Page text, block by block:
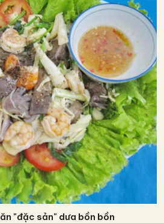
"đặc sản" dưa bồn bồn